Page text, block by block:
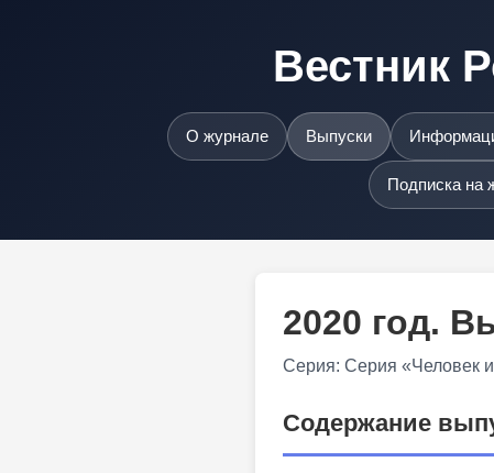
Вестник
О журнале Выпуски
Подписка на
2020 год.
Серия: Серия «Человек
Содержание